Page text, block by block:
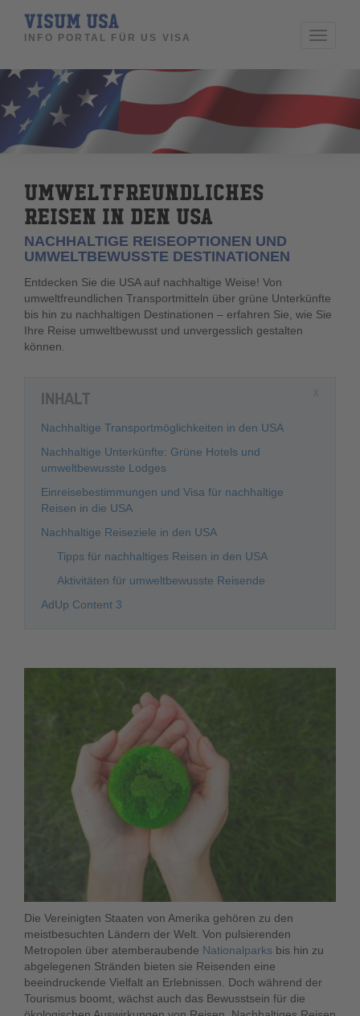
Toggle
VISUM USA
INFO PORTAL FÜR US VISA
UMWELTFREUNDLICHES
REISEN IN DEN USA
NACHHALTIGE REISEOPTIONEN UND
UMWELTBEWUSSTE DESTINATIONEN
Entdecken Sie die USA auf nachhaltige Weise! Von
umweltfreundlichen Transportmitteln über grüne Unterkünfte
bis hin zu nachhaltigen Destinationen – erfahren Sie, wie Sie
Ihre Reise umweltbewusst und unvergesslich gestalten
können.
INHALT
Nachhaltige Transportmöglichkeiten in den USA
Nachhaltige Unterkünfte: Grüne Hotels und
umweltbewusste Lodges
Einreisebestimmungen und Visa für nachhaltige
Reisen in die USA
Nachhaltige Reiseziele in den USA
Tipps für nachhaltiges Reisen in den USA
Aktivitäten für umweltbewusste Reisende
AdUp Content 3
Die Vereinigten Staaten von Amerika gehören zu den
meistbesuchten Ländern der Welt. Von pulsierenden
Metropolen über atemberaubende Nationalparks bis hin zu
abgelegenen Stränden bieten sie Reisenden eine
beeindruckende Vielfalt an Erlebnissen. Doch während der
Tourismus boomt, wächst auch das Bewusstsein für die